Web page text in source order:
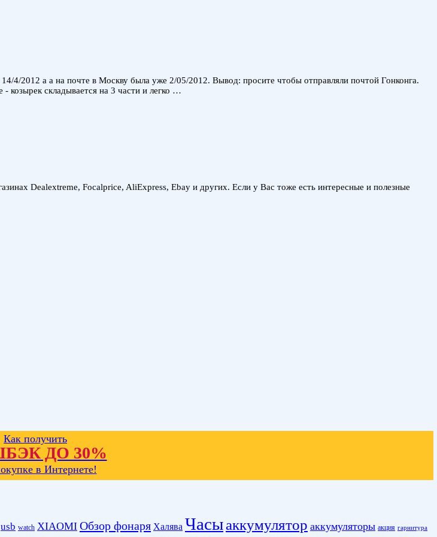
4/2012 а а на почте в Москву была уже 2/05/2012. Вывод: просите чтобы отправляли почтой Гонконга.
козырек складывается на 3 части и легко …
Dealextreme, Focalprice, AliExpress, Ebay и других. Если у Вас тоже есть интересные и полезные
Как получить
ДО 30%
в Интернете!
usb watch XIAOMI Обзор фонаря Халява Часыаккумулятор аккумуляторы акция гарнитура